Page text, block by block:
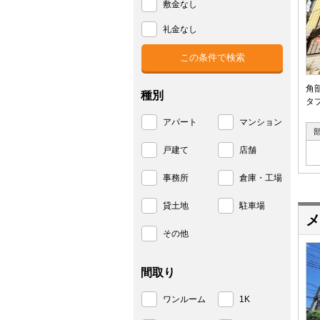
角
タ
敷金なし
礼金なし
種別
アパート マンション
戸建て 店舗
事務所 倉庫・工場
貸土地 駐車場
その他
間取り
ワンルーム 1K